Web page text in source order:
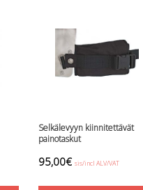
Selkälevyyn kiinnitettävät
painotaskut
95,00€ sis/incl ALV/VAT